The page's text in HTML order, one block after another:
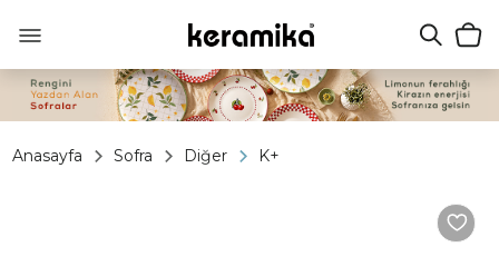
Anasayfa Sofra Diğer K+